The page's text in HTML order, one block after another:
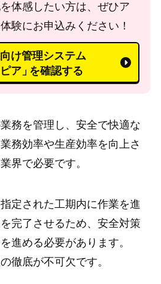
体感したい方は、ぜひア
験にお申込みください！
け管理システム
ピア」を確認する
務を管理し、安全で快適な
務効率や生産効率を向上さ
界で必要です。
定された工期内に作業を進
完了させるため、安全対策
進める必要があります。
徹底が不可欠です。